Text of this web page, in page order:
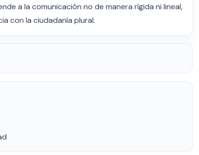
a la comunicación no de manera rígida ni lineal,
con la ciudadanía plural.